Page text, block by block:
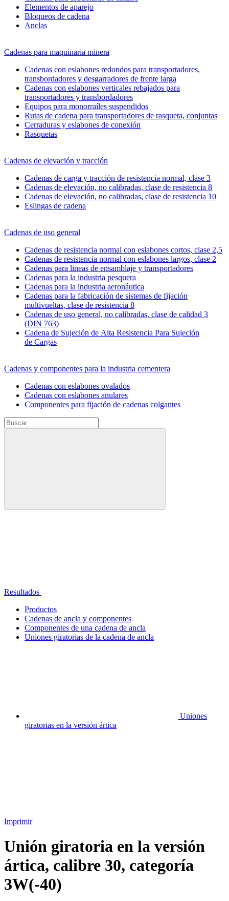
Elementos de aparejo
Bloqueos de cadena
Anclas
Cadenas para maquinaria minera
Cadenas con eslabones redondos para transportadores,
transbordadores y desgarradores de frente larga
Cadenas con eslabones verticales rebajados para
transportadores y transbordadores
Equipos para monorraíles suspendidos
Rutas de cadena para transportadores de rasqueta, conjuntas
Cerraduras y eslabones de conexión
Rasquetas
Cadenas de elevación y tracción
Cadenas de carga y tracción de resistencia normal, clase 3
Cadenas de elevación, no calibradas, clase de resistencia 8
Cadenas de elevación, no calibradas, clase de resistencia 10
Eslingas de cadena
Cadenas de uso general
Cadenas de resistencia normal con eslabones cortos, clase 2,5
Cadenas de resistencia normal con eslabones largos, clase 2
Cadenas para lineas de ensamblaje y transportadores
Cadenas para la industria pesquera
Cadenas para la industria aeronáutica
Cadenas para la fabricación de sistemas de fijación
multivueltas, clase de resistencia 8
Cadenas de uso general, no calibradas, clase de calidad 3
(DIN 763)
Cadena de Sujeción de Alta Resistencia Para Sujeción
de Cargas
Cadenas y componentes para la industria cementera
Cadenas con eslabones ovalados
Cadenas con eslabones anulares
Componentes para fijación de cadenas colgantes
Resultados
Productos
Cadenas de ancla y componentes
Componentes de una cadena de ancla
Uniones giratorias de la cadena de ancla
Uniones
giratorias en la versión ártica
Imprimir
Unión giratoria en la versión
ártica, calibre 30, categoría
3W(-40)